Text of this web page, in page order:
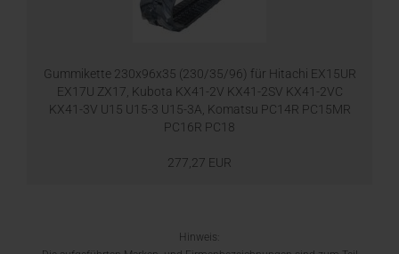
Gummikette 230x96x35 (230/35/96) für Hitachi EX15UR
EX17U ZX17, Kubota KX41-2V KX41-2SV KX41-2VC
KX41-3V U15 U15-3 U15-3A, Komatsu PC14R PC15MR
PC16R PC18
277,27 EUR
Hinweis: